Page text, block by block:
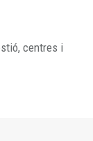
centres i